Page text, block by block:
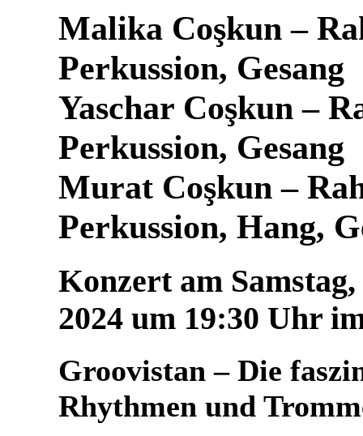
Malika Coşkun –
Perkussion, Gesang
Yaschar Coşkun –
Perkussion, Gesang
Murat Coşkun –
Perkussion, Hang,
Konzert am
2024 um 19:30 Uhr
Groovistan – Die
Rhythmen und